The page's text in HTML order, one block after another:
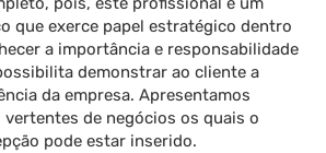
que exerce papel estratégico dentro
a importância e responsabilidade
demonstrar ao cliente a
da empresa. Apresentamos
de negócios os quais o
pode estar inserido.